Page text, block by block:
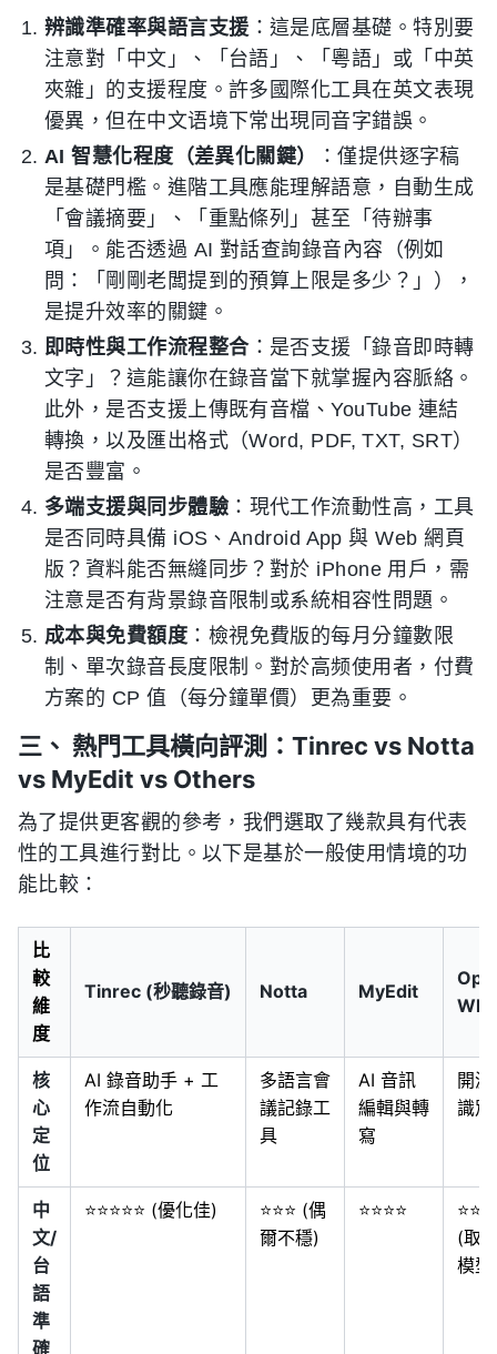
辨識準確率與語言支援 ：這是底層基礎。特別要
注意對「中文」、「台語」、「粵語」或「中英
夾雜」的支援程度。許多國際化工具在英文表現
優異，但在中文语境下常出現同音字錯誤。
AI 智慧化程度（差異化關鍵）
：僅提供逐字稿
是基礎門檻。進階工具應能理解語意，自動生成
「會議摘要」、「重點條列」甚至「待辦事
項」。能否透過 AI 對話查詢錄音內容（例如
問：「剛剛老闆提到的預算上限是多少？」），
是提升效率的關鍵。
即時性與工作流程整合：是否支援「錄音即時轉
文字」？這能讓你在錄音當下就掌握內容脈絡。
此外，是否支援上傳既有音檔、YouTube 連結
轉換，以及匯出格式（Word, PDF, TXT, SRT）
是否豐富。
多端支援與同步體驗 ：現代工作流動性高，工具
是否同時具備 iOS、Android App 與 Web 網頁
版？資料能否無縫同步？對於 iPhone 用戶，需
注意是否有背景錄音限制或系統相容性問題。
成本與免費額度 ：檢視免費版的每月分鐘數限
制、單次錄音長度限制。對於高频使用者，付費
方案的 CP 值（每分鐘單價）更為重要。
三、 熱門工具橫向評測：Tinrec vs Notta
vs MyEdit vs Others
為了提供更客觀的參考，我們選取了幾款具有代表
性的工具進行對比。以下是基於一般使用情境的功
能比較：
比
較
維
度
Tinrec (秒聽錄音) Notta MyEdit
核
心
定
位
AI 錄音助手 + 工
作流自動化
多語言會
議記錄工
具
AI 音訊
編輯與轉
寫
開
識別
中
文/
台
語
準
確
⭐⭐⭐⭐⭐ (優化佳)
⭐⭐⭐ (偶
爾不穩)
⭐⭐⭐⭐
(取
模型